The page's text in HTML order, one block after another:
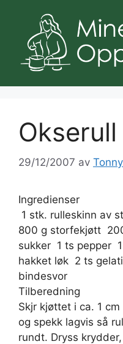
innhold
Okserull
29/12/2007 av
Ingredienser
 1 stk. rulleskinn av
800 g storfekjøtt 
sukker  1 ts pepper
hakket løk  2 ts
bindesvor
Tilberedning
Skjr kjøttet i ca. 1
og spekk lagvis så
rundt. Dryss